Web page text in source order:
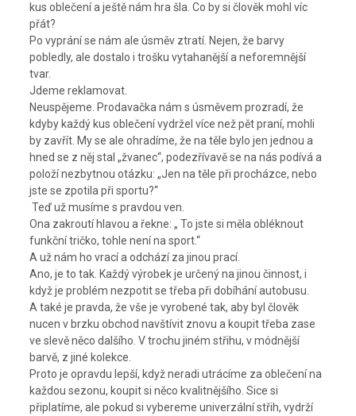
kus oblečení a ještě nám hra šla. Co by si člověk mohl víc
přát?
Po vyprání se nám ale úsměv ztratí. Nejen, že barvy
pobledly, ale dostalo i trošku vytahanější a neforemnější
tvar.
Jdeme reklamovat.
Neuspějeme. Prodavačka nám s úsměvem prozradí, že
kdyby každý kus oblečení vydržel více než pět praní, mohli
by zavřít. My se ale ohradíme, že na těle bylo jen jednou a
hned se z něj stal „žvanec“, podezřívavě se na nás podívá a
položí nezbytnou otázku: „Jen na těle při procházce, nebo
jste se zpotila při sportu?“
Teď už musíme s pravdou ven.
Ona zakroutí hlavou a řekne: „ To jste si měla obléknout
funkční tričko, tohle není na sport.“
A už nám ho vrací a odchází za jinou prací.
Ano, je to tak. Každý výrobek je určený na jinou činnost, i
když je problém nezpotit se třeba při dobíhání autobusu.
A také je pravda, že vše je vyrobené tak, aby byl člověk
nucen v brzku obchod navštívit znovu a koupit třeba zase
ve slevě něco dalšího. V trochu jiném střihu, v módnější
barvě, z jiné kolekce.
Proto je opravdu lepší, když neradi utrácíme za oblečení na
každou sezonu, koupit si něco kvalitnějšího. Sice si
připlatíme, ale pokud si vybereme univerzální střih, vydrží